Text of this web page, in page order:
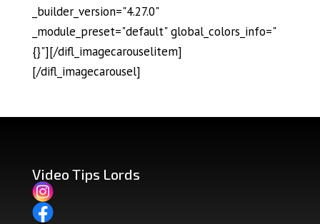
_builder_version="4.27.0"
_module_preset="default" global_colors_info="
{}"][/difl_imagecarouselitem]
[/difl_imagecarousel]
Video Tips Lords